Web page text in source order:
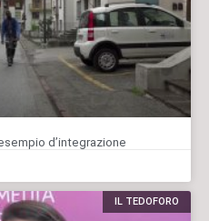
d’integrazione
IL TEDOFORO